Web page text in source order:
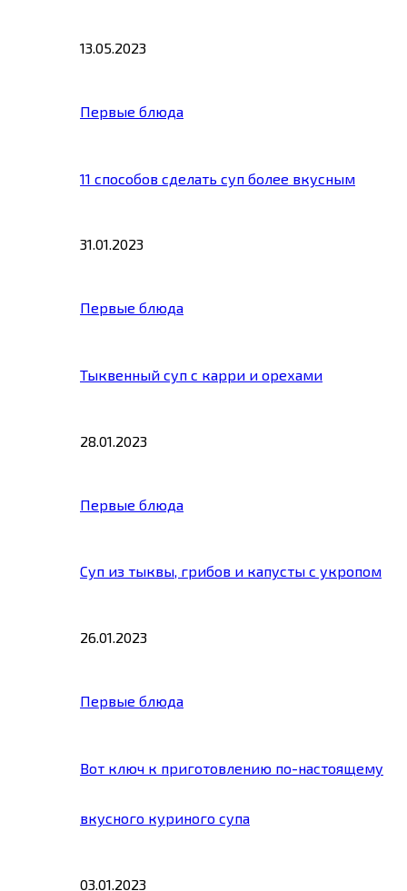
13.05.2023
Первые блюда
11 способов сделать суп более вкусным
31.01.2023
Первые блюда
Тыквенный суп с карри и орехами
28.01.2023
Первые блюда
Суп из тыквы, грибов и капусты с укропом
26.01.2023
Первые блюда
Вот ключ к приготовлению по-настоящему
вкусного куриного супа
03.01.2023